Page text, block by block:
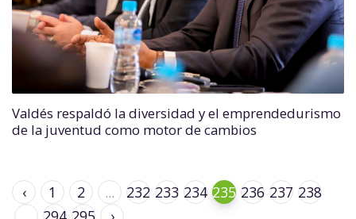
Valdés respaldó la diversidad y el emprendedurismo
de la juventud como motor de cambios
‹ 1 2 ... 232 233 234 235 236 237 238